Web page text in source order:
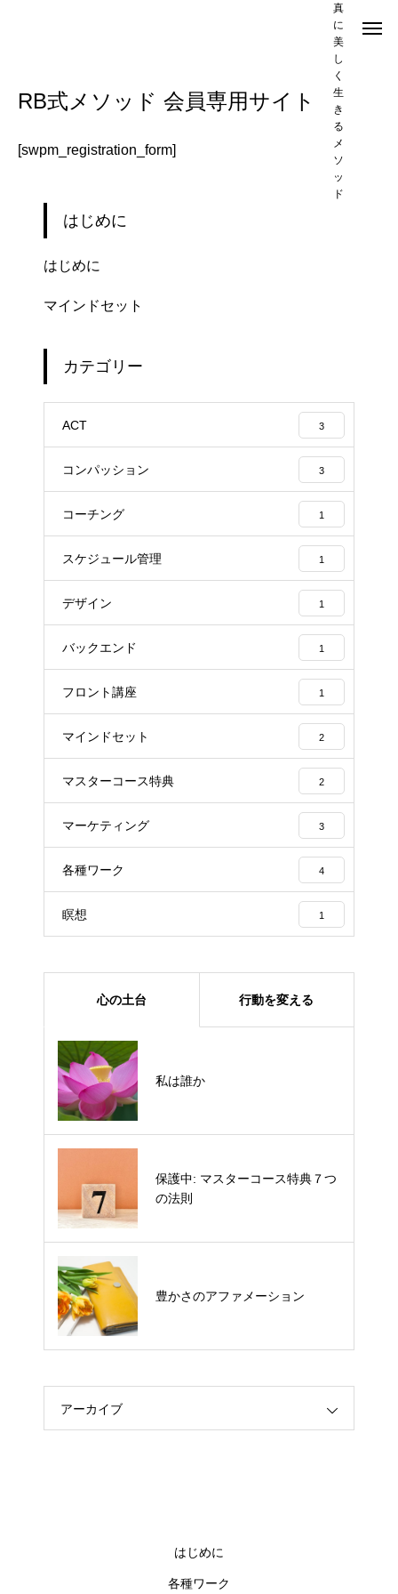
RB式メソッド 会員専用サイト
真
に
美
し
く
生
き
る
メ
ソ
ッ
ド
[swpm_registration_form]
はじめに
はじめに
マインドセット
カテゴリー
ACT 3
コンパッション 3
コーチング 1
スケジュール管理 1
デザイン 1
バックエンド 1
フロント講座 1
マインドセット 2
マスターコース特典 2
マーケティング 3
各種ワーク 4
瞑想 1
心の土台 行動を変える
私は誰か
保護中: マスターコース特典７つ
の法則
豊かさのアファメーション
ACT講座3
ACT講座２
ACT講座１
アーカイブ
はじめに
各種ワーク